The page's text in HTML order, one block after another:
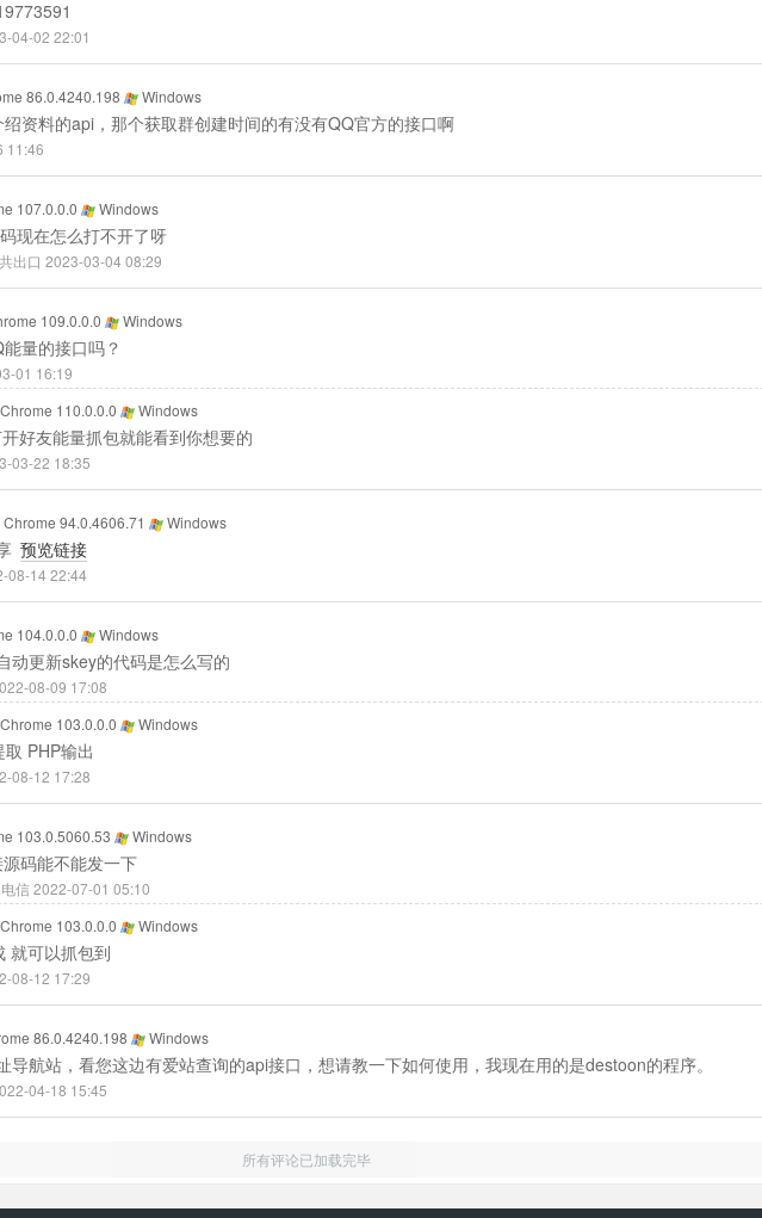
04-02 22:01
86.0.4240.198 Windows
资料的api，那个获取群创建时间的有没有QQ官方的接口啊
11:46
107.0.0.0 Windows
现在怎么打不开了呀
出口 2023-03-04 08:29
109.0.0.0 Windows
量的接口吗？
01 16:19
Chrome 110.0.0.0 Windows
好友能量抓包就能看到你想要的
03-22 18:35
Chrome 94.0.4606.71 Windows
预览链接
08-14 22:44
104.0.0.0 Windows
动更新skey的代码是怎么写的
08-09 17:08
Chrome 103.0.0.0 Windows
PHP输出
08-12 17:28
103.0.5060.53 Windows
码能不能发一下
信2022-07-01 05:10
Chrome 103.0.0.0 Windows
就可以抓包到
08-12 17:29
86.0.4240.198 Windows
导航站，看您这边有爱站查询的api接口，想请教一下如何使用，我现在用的是destoon的程序。
04-18 15:45
所有评论已加载完毕